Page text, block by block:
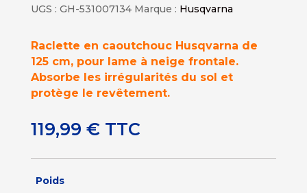
UGS : GH-531007134 Marque : Husqvarna
Raclette en caoutchouc Husqvarna de
125 cm, pour lame à neige frontale.
Absorbe les irrégularités du sol et
protège le revêtement.
119,99 € TTC
Poids